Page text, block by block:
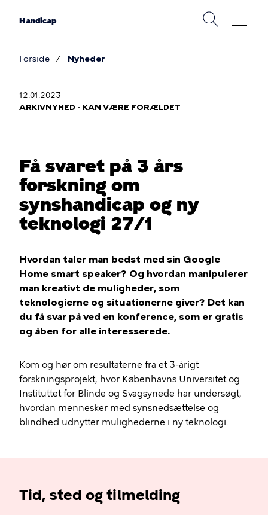
Handicap
Forside Nyheder
12.01.2023
ARKIVNYHED - KAN VÆRE FORÆLDET
Få svaret på 3 års
forskning om
synshandicap og ny
teknologi 27/1
Hvordan taler man bedst med sin Google
Home smart speaker? Og hvordan manipulerer
man kreativt de muligheder, som
teknologierne og situationerne giver? Det kan
du få svar på ved en konference, som er gratis
og åben for alle interesserede.
Kom og hør om resultaterne fra et 3-årigt
forskningsprojekt, hvor Københavns Universitet og
Instituttet for Blinde og Svagsynede har undersøgt,
hvordan mennesker med synsnedsættelse og
blindhed udnytter mulighederne i ny teknologi.
Tid, sted og tilmelding